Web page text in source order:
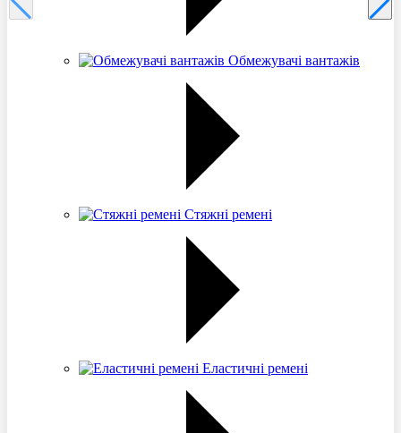
Обмежувачі вантажів
Стяжні ремені
Еластичні ремені